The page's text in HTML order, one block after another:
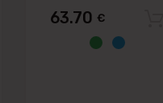
Pievienot grozam
63.70 €